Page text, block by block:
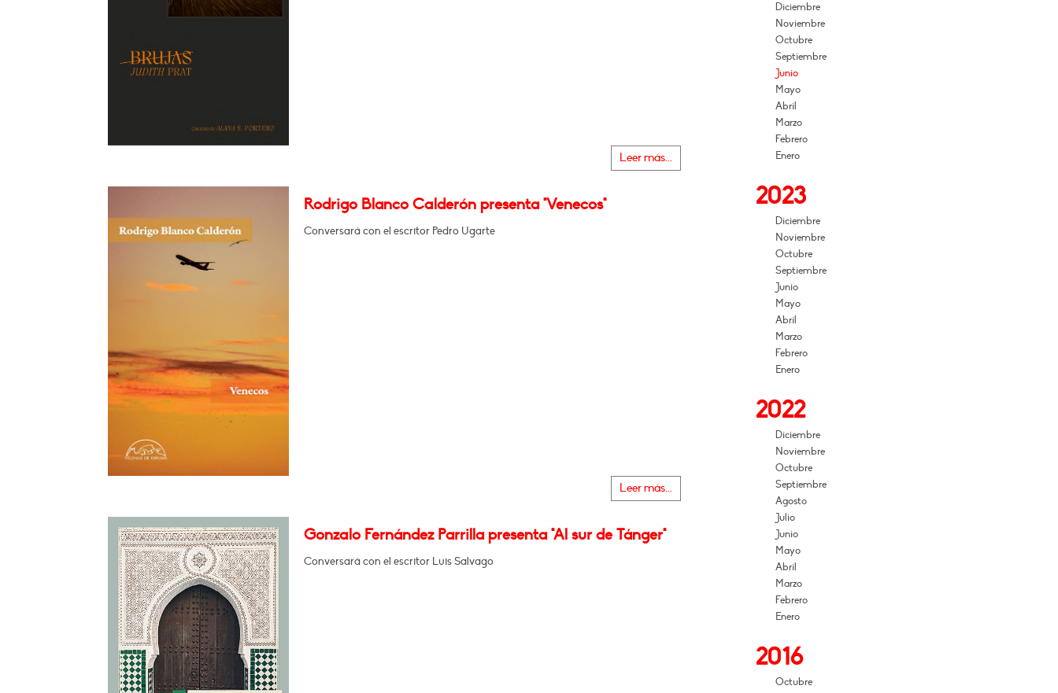
Leer más...
Rodrigo Blanco Calderón presenta "Venecos"
Conversará con el escritor Pedro Ugarte
Leer más...
Gonzalo Fernández Parrilla presenta "Al sur de Tánger"
Conversará con el escritor Luis Salvago
Diciembre
Noviembre
Octubre
Septiembre
Junio
Mayo
Abril
Marzo
Febrero
Enero
2023
Diciembre
Noviembre
Octubre
Septiembre
Junio
Mayo
Abril
Marzo
Febrero
Enero
2022
Diciembre
Noviembre
Octubre
Septiembre
Agosto
Julio
Junio
Mayo
Abril
Marzo
Febrero
Enero
2016
Octubre